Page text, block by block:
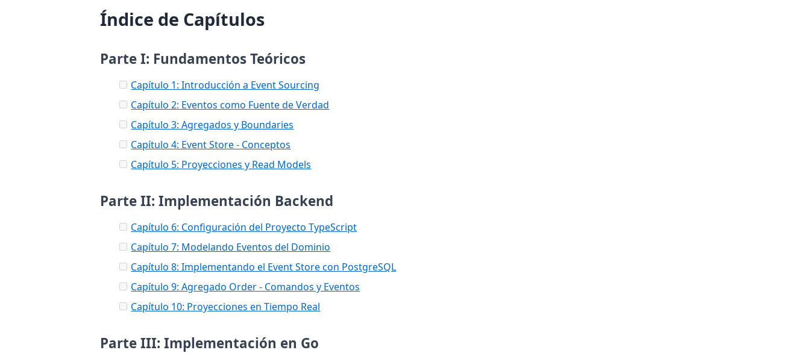
Índice de Capítulos
Parte I: Fundamentos Teóricos
Capítulo 1: Introducción a Event Sourcing
Capítulo 2: Eventos como Fuente de Verdad
Capítulo 3: Agregados y Boundaries
Capítulo 4: Event Store - Conceptos
Capítulo 5: Proyecciones y Read Models
Parte II: Implementación Backend
Capítulo 6: Configuración del Proyecto TypeScript
Capítulo 7: Modelando Eventos del Dominio
Capítulo 8: Implementando el Event Store con PostgreSQL
Capítulo 9: Agregado Order - Comandos y Eventos
Capítulo 10: Proyecciones en Tiempo Real
Parte III: Implementación en Go